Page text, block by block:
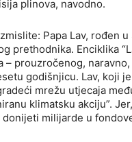
plinova, navodno.
Papa Lav, rođen
prethodnika. Enciklika
– prouzročenog,
godišnjicu. Lav, koji
mrežu utjecaja
klimatsku akciju”.
milijarde u